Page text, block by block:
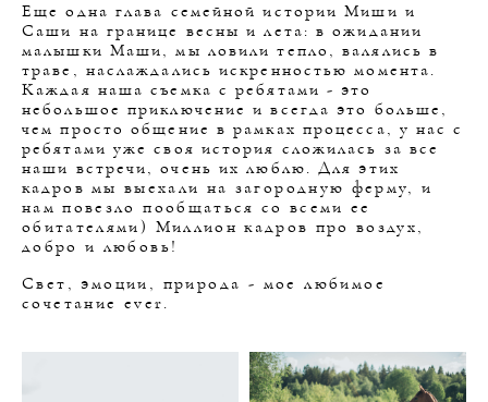
Еще одна глава семейной истории Миши и
Саши на границе весны и лета: в ожидании
малышки Маши, мы ловили тепло, валялись в
траве, наслаждались искренностью момента.
Каждая наша съемка с ребятами - это
небольшое приключение и всегда это больше,
чем просто общение в рамках процесса, у нас с
ребятами уже своя история сложилась за все
наши встречи, очень их люблю. Для этих
кадров мы выехали на загородную ферму, и
нам повезло пообщаться со всеми ее
обитателями) Миллион кадров про воздух,
добро и любовь!
Свет, эмоции, природа - мое любимое
сочетание ever.